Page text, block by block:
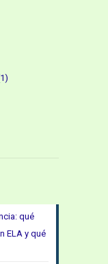
qué
ELA y qué